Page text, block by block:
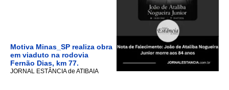
Motiva Minas_SP realiza obra
em viaduto na rodovia
Fernão Dias, km 77.
JORNAL ESTÂNCIA de ATIBAIA